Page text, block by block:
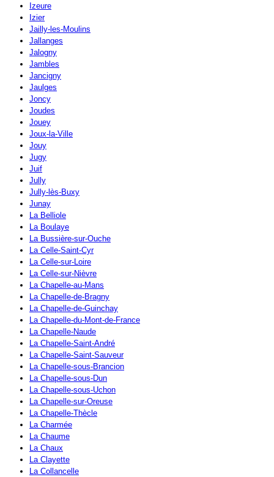
Izeure
Izier
Jailly-les-Moulins
Jallanges
Jalogny
Jambles
Jancigny
Jaulges
Joncy
Joudes
Jouey
Joux-la-Ville
Jouy
Jugy
Juif
Jully
Jully-lès-Buxy
Junay
La Belliole
La Boulaye
La Bussière-sur-Ouche
La Celle-Saint-Cyr
La Celle-sur-Loire
La Celle-sur-Nièvre
La Chapelle-au-Mans
La Chapelle-de-Bragny
La Chapelle-de-Guinchay
La Chapelle-du-Mont-de-France
La Chapelle-Naude
La Chapelle-Saint-André
La Chapelle-Saint-Sauveur
La Chapelle-sous-Brancion
La Chapelle-sous-Dun
La Chapelle-sous-Uchon
La Chapelle-sur-Oreuse
La Chapelle-Thècle
La Charmée
La Chaume
La Chaux
La Clayette
La Collancelle